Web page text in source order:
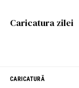
Caricatura zilei
CARICATURĂ